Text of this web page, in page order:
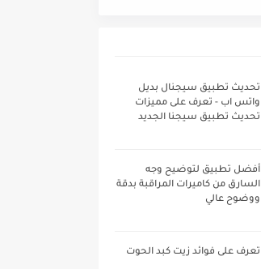
تحديث تطبيق سيجنال بديل
واتس اب - تعرف على مميزات
تحديث تطبيق سيجنا الجديد
أفضل تطبيق لتوضيح وجه
السارق من كاميرات المراقبة بدقة
ووضوح عالي
تعرف على فوائد زيت كبد الحوت